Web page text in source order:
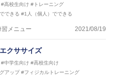
人生をサポートする」を企業理念
の人々の『健康』をあらゆる方向
人一人の「楽しく、豊かに、生き
そんな『健康な人生』をサポートし
#高校生向け #トレーニング
できる #1人（個人）でできる
メニュー 2021/08/19
クササイズ
#中学生向け #高校生向け
アップ #フィジカルトレーニング